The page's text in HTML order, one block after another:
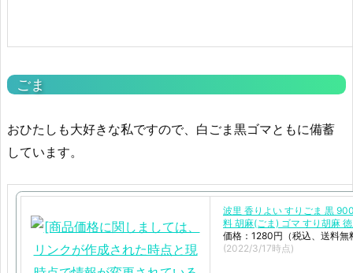
ごま
おひたしも大好きな私ですので、白ごま黒ゴマともに備蓄
しています。
波里 香りよい すりごま 黒
料 胡麻(ごま) ゴマ すり胡麻
価格：1280円（税込、送料無
(2022/3/17時点)